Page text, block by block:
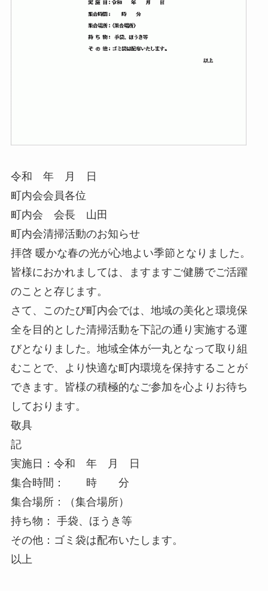
令和 年 月 日
町内会会員各位
町内会 会長 山田
町内会清掃活動のお知らせ
拝啓 暖かな春の光が心地よい季節となりました。
皆様におかれましては、ますますご健勝でご活躍
のことと存じます。
さて、このたび町内会では、地域の美化と環境保
全を目的とした清掃活動を下記の通り実施する運
びとなりました。地域全体が一丸となって取り組
むことで、より快適な町内環境を保持することが
できます。皆様の積極的なご参加を心よりお待ち
しております。
敬具
記
実施日：令和 年 月 日
集合時間： 時 分
集合場所：（集合場所）
持ち物： 手袋、ほうき等
その他：ゴミ袋は配布いたします。
以上